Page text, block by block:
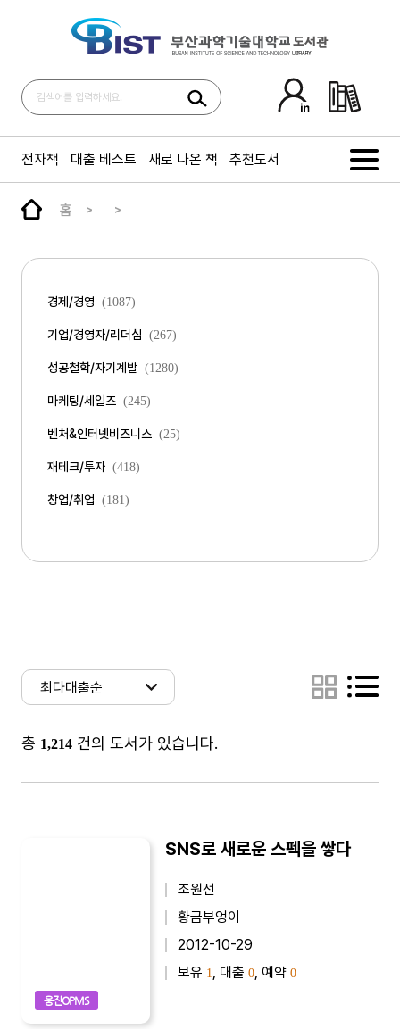
전자책 대출 베스트 새로 나온 책 추천도서
홈
경제/경영 (1087)
기업/경영자/리더십 (267)
성공철학/자기계발 (1280)
마케팅/세일즈 (245)
벤처&인터넷비즈니스 (25)
재테크/투자 (418)
창업/취업 (181)
총 1,214 건의 도서가 있습니다.
웅진OPMS
SNS로 새로운 스펙을 쌓다
조원선
황금부엉이
2012-10-29
보유 1 , 대출 0 , 예약 0